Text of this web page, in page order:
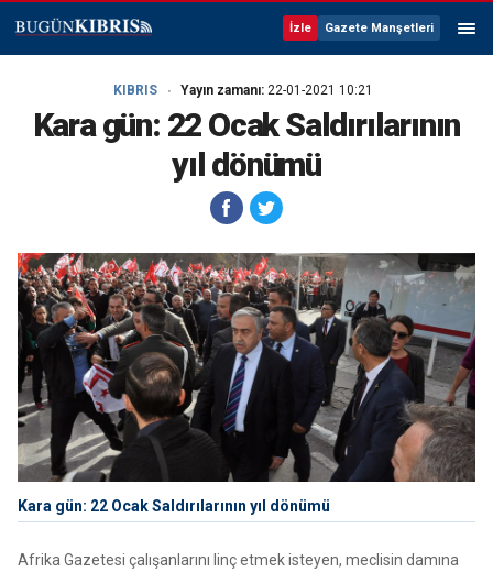
İzle Gazete Manşetleri
KIBRIS Yayın zamanı: 22-01-2021 10:21
Kara gün: 22 Ocak Saldırılarının
yıl dönümü
Kara gün: 22 Ocak Saldırılarının yıl dönümü
Afrika Gazetesi çalışanlarını linç etmek isteyen, meclisin damına